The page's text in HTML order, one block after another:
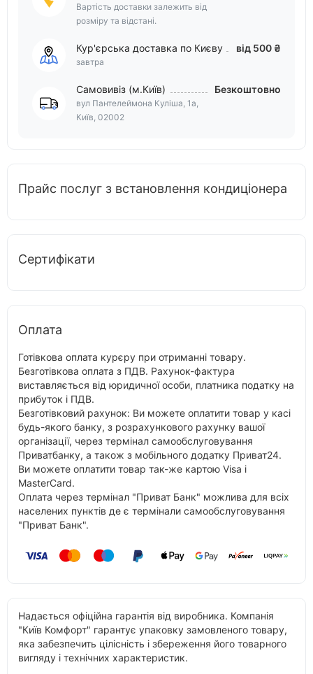
Вартість доставки залежить від
розміру та відстані.
Кур'єрська доставка по Києву
завтра
від 500 ₴
Самовивіз (м.Київ)
вул Пантелеймона Куліша, 1а,
Київ, 02002
Безкоштовно
Прайс послуг з встановлення кондиціонера
Сертифікати
Оплата
Готівкова оплата курєру при отриманні товару.
Безготівкова оплата з ПДВ. Рахунок-фактура
виставляється від юридичної особи, платника податку на
прибуток і ПДВ.
Безготівковий рахунок: Ви можете оплатити товар у касі
будь-якого банку, з розрахункового рахунку вашої
організації, через термінал самообслуговування
Приватбанку, а також з мобільного додатку Приват24.
Ви можете оплатити товар так-же картою Visa і
MasterCard.
Оплата через термінал "Приват Банк" можлива для всіх
населених пунктів де є термінали самообслуговування
"Приват Банк".
Надається офіційна гарантія від виробника. Компанія
"Київ Комфорт" гарантує упаковку замовленого товару,
яка забезпечить цілісність і збереження його товарного
вигляду і технічних характеристик.